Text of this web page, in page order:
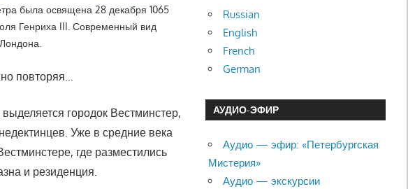
была освящена 28 декабря 1065
Генриха III. Современный вид
повторяя…
городок Вестминстер,
Уже в средние века
где разместились
и резиденция.
Russian
English
French
German
АУДИО-ЭФИР
Аудио — эфир: «Петербургская
Мистерия»
Аудио — экскурсии